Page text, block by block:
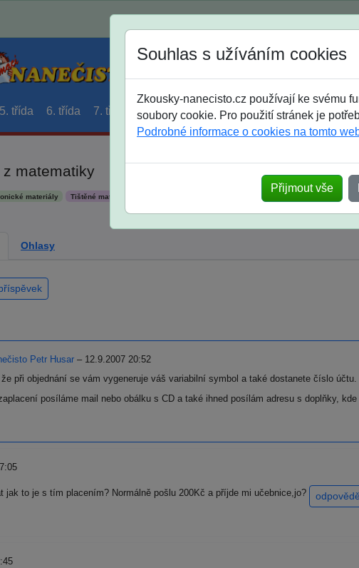
Jak si vybrat
5. třída 6. třída 7. třída 8. třída 9. třída střední maturanti
matematiky
materiály Tištěné materiály
Ohlasy
Souhlas s užíváním cookies
Zkousky-nanecisto.cz používají ke svému
soubory cookie. Pro použití stránek je
Podrobné informace o cookies na tomto
Přijmout vše
Petr Husar – 12.9.2007 20:52
při objednání se vám vygeneruje váš variabilní symbol a také dostanete číslo
posíláme mail nebo obálku s CD a také ihned posílám adresu s doplňky,
jak to je s tím placením? Normálně pošlu 200Kč a příjde mi učebnice,jo?